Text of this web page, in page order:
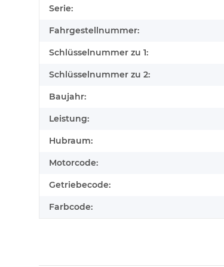
Serie:
Fahrgestellnummer:
Schlüsselnummer zu 1:
Schlüsselnummer zu 2:
Baujahr:
Leistung:
Hubraum:
Motorcode:
Getriebecode:
Farbcode: